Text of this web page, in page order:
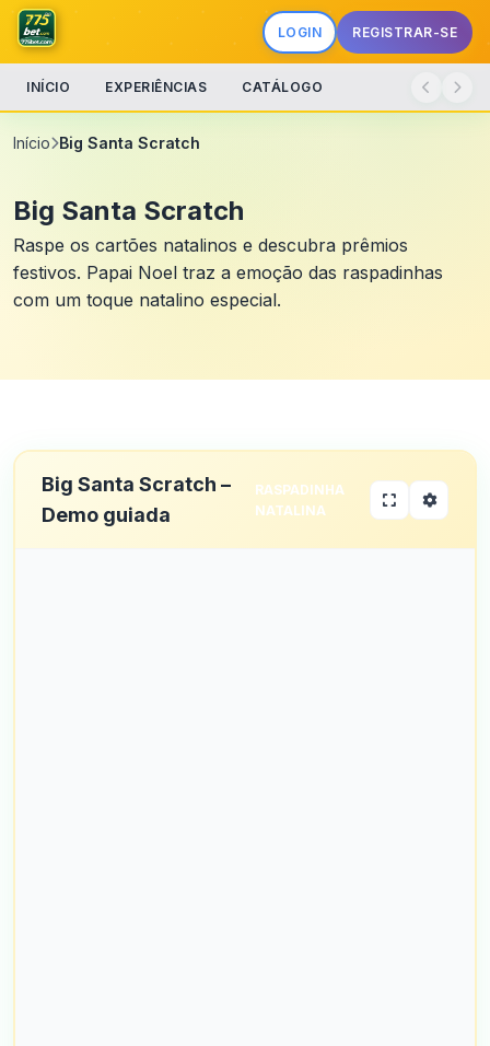
LOGIN REGISTRAR-SE
INÍCIO EXPERIÊNCIAS CATÁLOGO
Início Big Santa Scratch
Big Santa Scratch
Raspe os cartões natalinos e descubra prêmios
festivos. Papai Noel traz a emoção das raspadinhas
com um toque natalino especial.
Big Santa Scratch –
Demo guiada
RASPADINHA
NATALINA